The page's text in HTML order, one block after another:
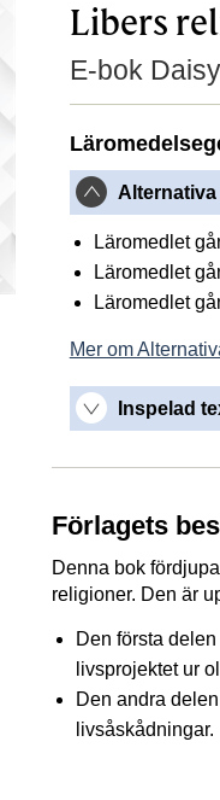
Libers
E-bok
Läromedlet
Läromedlet
Läromedlet
Mer om
Inspelad
Förlagets
Denna bok
religioner. Den är
Den första
livsprojektet ur
Den andra
livsåskådningar.